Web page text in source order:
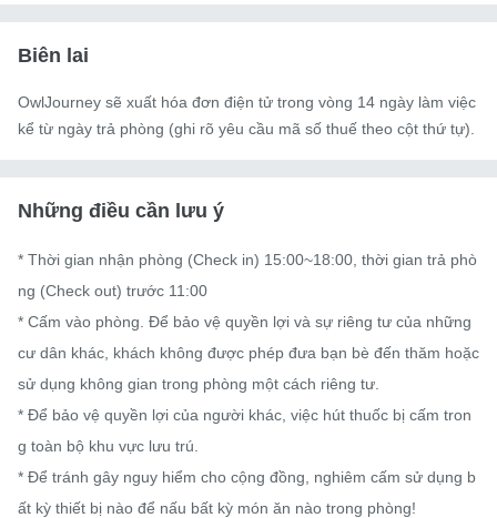
Biên lai
OwlJourney sẽ xuất hóa đơn điện tử trong vòng 14 ngày làm việc
kể từ ngày trả phòng (ghi rõ yêu cầu mã số thuế theo cột thứ tự).
Những điều cần lưu ý
* Thời gian nhận phòng (Check in) 15:00~18:00, thời gian trả phò
ng (Check out) trước 11:00
* Cấm vào phòng. Để bảo vệ quyền lợi và sự riêng tư của những
cư dân khác, khách không được phép đưa bạn bè đến thăm hoặc
sử dụng không gian trong phòng một cách riêng tư.
* Để bảo vệ quyền lợi của người khác, việc hút thuốc bị cấm tron
g toàn bộ khu vực lưu trú.
* Để tránh gây nguy hiểm cho cộng đồng, nghiêm cấm sử dụng b
ất kỳ thiết bị nào để nấu bất kỳ món ăn nào trong phòng!